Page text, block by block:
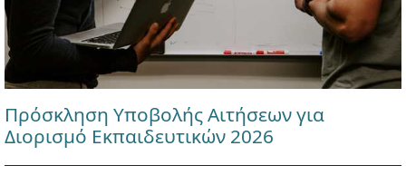
Πρόσκληση Υποβολής Αιτήσεων για
Διορισμό Εκπαιδευτικών 2026